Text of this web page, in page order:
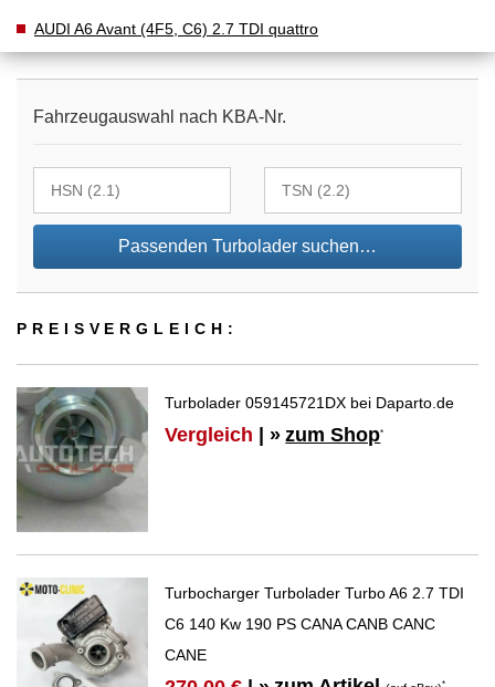
AUDI A6 Avant (4F5, C6) 2.7 TDI quattro
Fahrzeugauswahl nach KBA-Nr.
Passenden Turbolader suchen…
PREIS­VER­GLEICH:
Turbolader 059145721DX bei Daparto.de
Vergleich | » zum Shop*
Turbocharger Turbolader Turbo A6 2.7 TDI
C6 140 Kw 190 PS CANA CANB CANC
CANE
*